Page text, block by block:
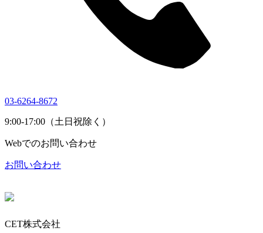
03-6264-8672
9:00-17:00（土日祝除く）
Webでのお問い合わせ
お問い合わせ
CET株式会社